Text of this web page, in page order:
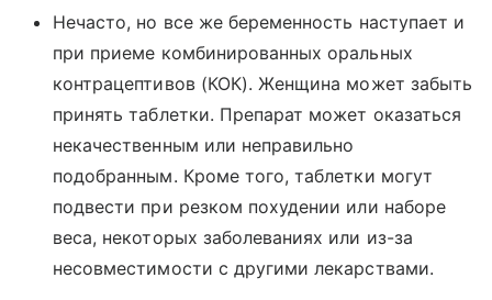
Нечасто, но все же беременность наступает и
при приеме комбинированных оральных
контрацептивов (КОК). Женщина может забыть
принять таблетки. Препарат может оказаться
некачественным или неправильно
подобранным. Кроме того, таблетки могут
подвести при резком похудении или наборе
веса, некоторых заболеваниях или из-за
несовместимости с другими лекарствами.